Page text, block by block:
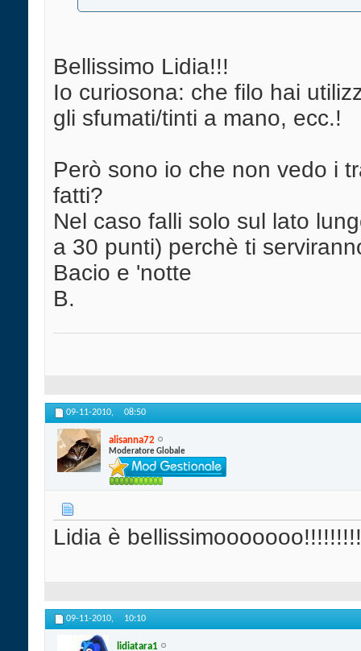
Bellissimo Lidia!!!
Io curiosona: che filo hai
gli sfumati/tinti a mano, ecc.!
Però sono io che non vedo i
fatti?
Nel caso falli solo sul lato
a 30 punti) perchè ti
Bacio e 'notte
B.
09-11-2010, 08:50
alisanna72
Moderatore Globale
Lidia è
09-11-2010, 10:10
lidiatara1